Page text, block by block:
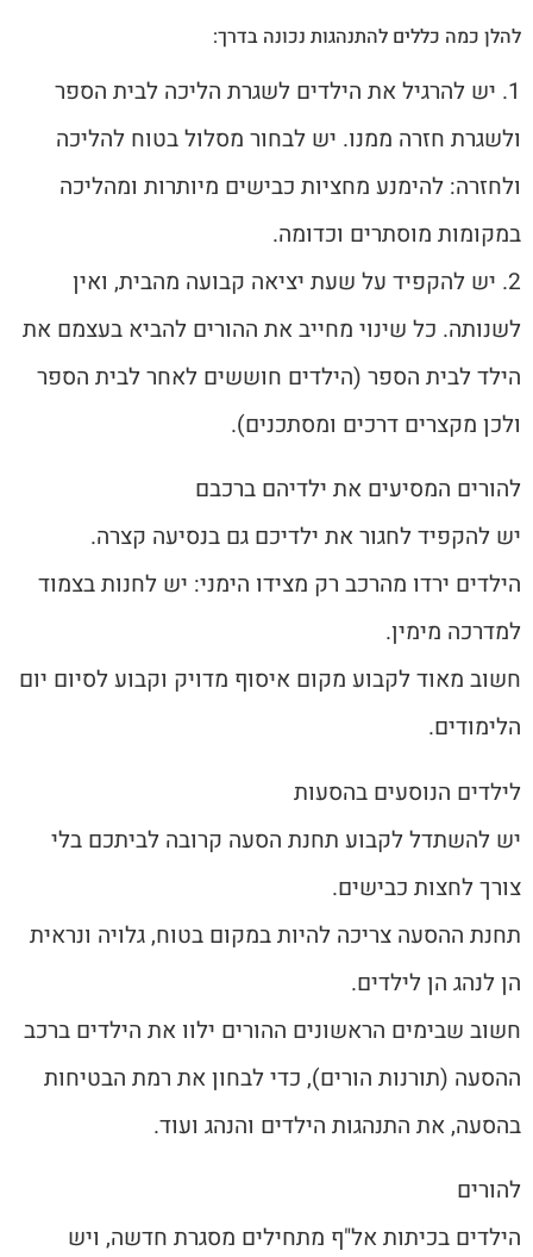
להלן כמה כללים להתנהגות נכונה בדרך:
1. יש להרגיל את הילדים לשגרת הליכה לבית הספר
ולשגרת חזרה ממנו. יש לבחור מסלול בטוח להליכה
ולחזרה: להימנע מחציות כבישים מיותרות ומהליכה
במקומות מוסתרים וכדומה.
2. יש להקפיד על שעת יציאה קבועה מהבית, ואין
לשנותה. כל שינוי מחייב את ההורים להביא בעצמם את
הילד לבית הספר (הילדים חוששים לאחר לבית הספר
ולכן מקצרים דרכים ומסתכנים).
להורים המסיעים את ילדיהם ברכבם
יש להקפיד לחגור את ילדיכם גם בנסיעה קצרה.
הילדים ירדו מהרכב רק מצידו הימני: יש לחנות בצמוד
למדרכה מימין.
חשוב מאוד לקבוע מקום איסוף מדויק וקבוע לסיום יום
הלימודים.
לילדים הנוסעים בהסעות
יש להשתדל לקבוע תחנת הסעה קרובה לביתכם בלי
צורך לחצות כבישים.
תחנת ההסעה צריכה להיות במקום בטוח, גלויה ונראית
הן לנהג הן לילדים.
חשוב שבימים הראשונים ההורים ילוו את הילדים ברכב
ההסעה (תורנות הורים), כדי לבחון את רמת הבטיחות
בהסעה, את התנהגות הילדים והנהג ועוד.
להורים
הילדים בכיתות אל"ף מתחילים מסגרת חדשה, ויש